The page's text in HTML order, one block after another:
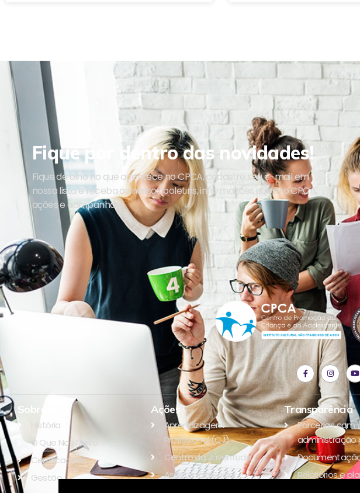
Fique por dentro das novidades!
Fique de olho no que acontece no CPCA, cadastre seu e-mail em
nossa lista e receba os nossos boletins, informações sobre o CPCA,
ações e campanhas.
Sobre Nós
História
O Que Nos Move
Certificações
Gestão
Ações
Aprendizagem
Profissional (CJ)
Centro da Juventude
Assistência Social
Transparência
Parcerias com
administração
Relatórios e